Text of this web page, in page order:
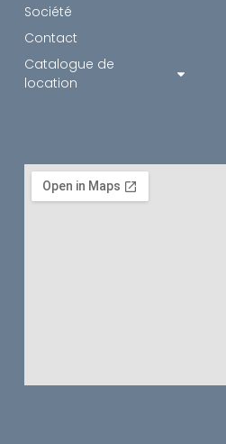
Société
Contact
Catalogue de
location